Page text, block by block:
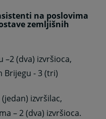
na poslovima
zemljišnih
(dva) izvršioca,
- 3 (tri)
izvršilac,
– 2 (dva) izvršioca.